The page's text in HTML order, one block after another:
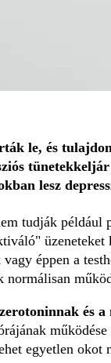
le, és
lesz
tudják
éppen a
normálisan
és
egyetlen